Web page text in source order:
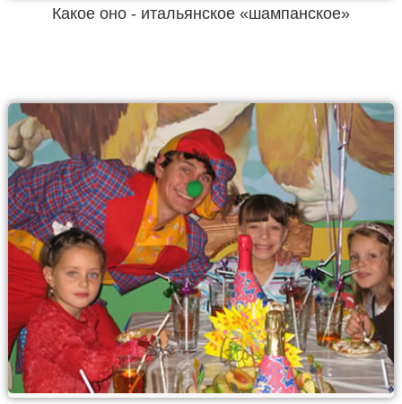
Какое оно - итальянское «шампанское»